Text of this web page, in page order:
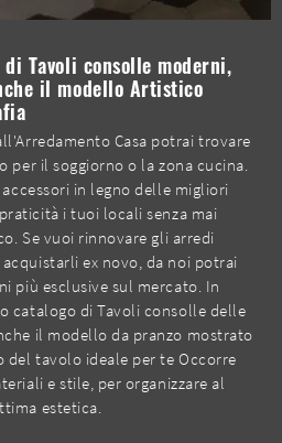
Tavoli consolle moderni,
il modello Artistico
Casa potrai trovare
per il soggiorno o la zona cucina.
in legno delle migliori
i tuoi locali senza mai
Se vuoi rinnovare gli arredi
ex novo, da noi potrai
più esclusive sul mercato. In
catalogo di Tavoli consolle delle
il modello da pranzo mostrato
tavolo ideale per te Occorre
e stile, per organizzare al
estetica.